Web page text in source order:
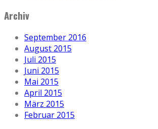
Archiv
September 2016
August 2015
Juli 2015
Juni 2015
Mai 2015
April 2015
März 2015
Februar 2015